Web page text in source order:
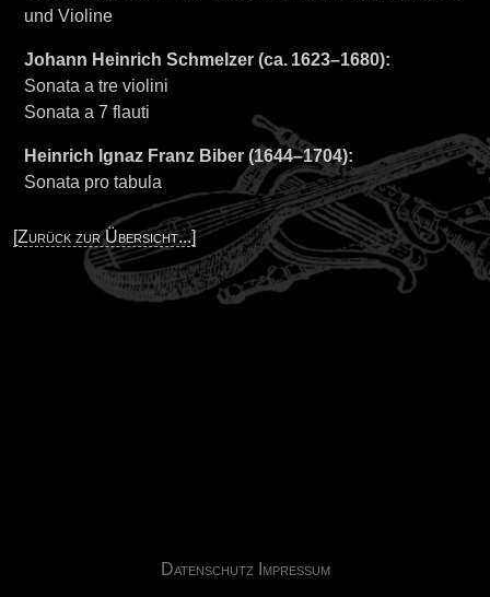
und Violine
Johann Heinrich Schmelzer (ca. 1623–1680):
Sonata a tre violini
Sonata a 7 flauti
Heinrich Ignaz Franz Biber (1644–1704):
Sonata pro tabula
[Zurück zur Übersicht...]
Datenschutz Impressum